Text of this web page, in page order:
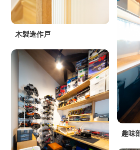
木製造作戸
趣味